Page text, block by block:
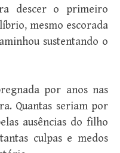
descer o primeiro
mesmo escorada
sustentando o
por anos nas
Quantas seriam por
ausências do filho
culpas e medos